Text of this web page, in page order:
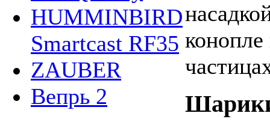
HUMMINBIRD
Smartcast RF35
ZAUBER
Вепрь 2